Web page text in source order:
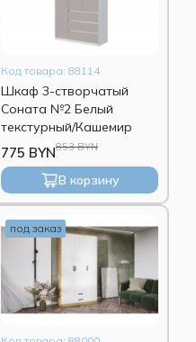
Код товара: 88114
Шкаф 3-створчатый
Соната №2 Белый
текстурный/Кашемир
853 BYN
775 BYN
В корзину
под заказ